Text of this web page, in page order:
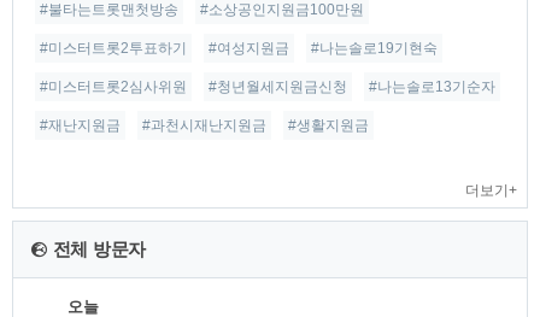
#불타는트롯맨첫방송 #소상공인지원금100만원
#미스터트롯2투표하기 #여성지원금 #나는솔로19기현숙
#미스터트롯2심사위원 #청년월세지원금신청 #나는솔로13기순자
#재난지원금 #과천시재난지원금 #생활지원금
더보기+
전체 방문자
오늘